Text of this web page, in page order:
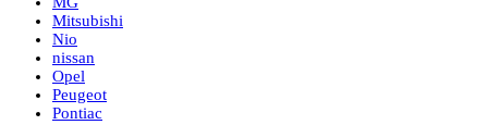
Mitsubishi
Nio
nissan
Opel
Peugeot
Pontiac